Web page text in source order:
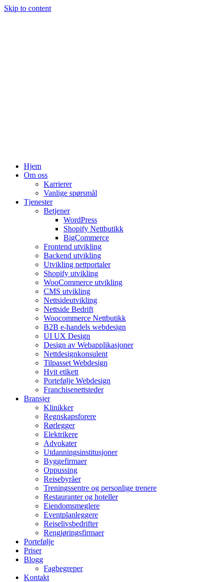
Skip to content
Hjem
Om oss
Karrierer
Vanlige spørsmål
Tjenester
Betjener
WordPress
Shopify Nettbutikk
BigCommerce
Frontend utvikling
Backend utvikling
Utvikling nettportaler
Shopify utvikling
WooCommerce utvikling
CMS utvikling
Nettsideutvikling
Nettside Bedrift
Woocommerce Nettbutikk
B2B e-handels webdesign
UI UX Design
Design av Webapplikasjoner
Nettdesignkonsulent
Tilpasset Webdesign
Hvit etikett
Portefølje Webdesign
Franchisenettsteder
Bransjer
Klinikker
Regnskapsforere
Rørlegger
Elektrikere
Advokater
Utdanningsinstitusjoner
Byggefirmaer
Oppussing
Reisebyråer
Treningssentre og personlige trenere
Restauranter og hoteller
Eiendomsmeglere
Eventplanleggere
Reiselivsbedrifter
Rengjøringsfirmaer
Portefølje
Priser
Blogg
Fagbegreper
Kontakt